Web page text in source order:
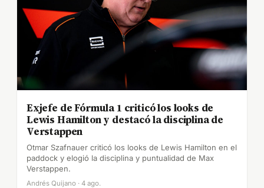
Exjefe de Fórmula 1 criticó los looks de
Lewis Hamilton y destacó la disciplina de
Verstappen
Otmar Szafnauer criticó los looks de Lewis Hamilton en el
paddock y elogió la disciplina y puntualidad de Max
Verstappen.
Andrés Quijano · 4 ago.